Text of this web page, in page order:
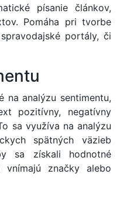
písanie článkov,
Pomáha pri tvorbe
portály, či
na analýzu sentimentu,
pozitívny, negatívny
sa využíva na analýzu
spätných väzieb
sa získali hodnotné
značky alebo